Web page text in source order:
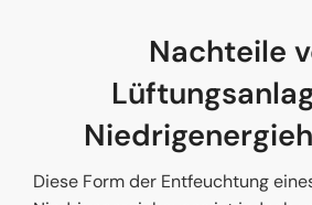
Nachteile
Diese Form der Entfeuchtung